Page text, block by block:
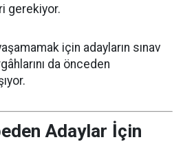
gerekiyor.
için adayların sınav
da önceden
Adaylar İçin